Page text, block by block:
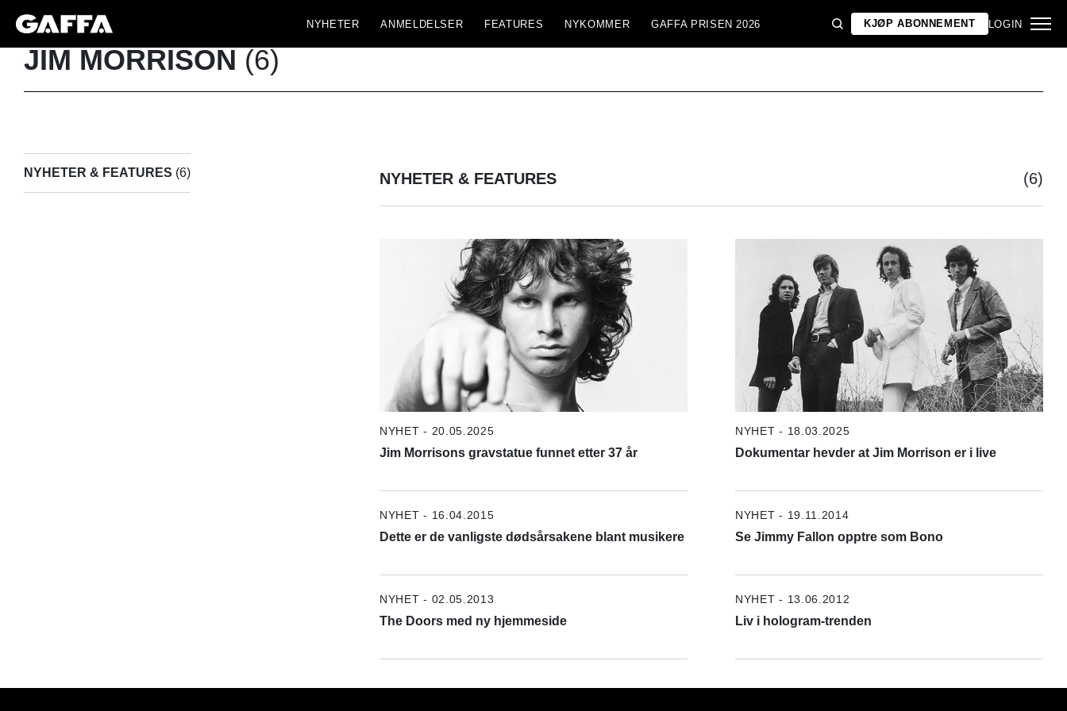
NYHETER ANMELDELSER FEATURES NYKOMMER GAFFA PRISEN 2026 KJØP ABONNEMENT LOGIN
JIM MORRISON (6)
NYHETER & FEATURES (6) NYHETER & FEATURES (6)
NYHET - 20.05.2025
Jim Morrisons gravstatue funnet etter 37 år
NYHET - 18.03.2025
Dokumentar hevder at Jim Morrison er i live
NYHET - 16.04.2015
Dette er de vanligste dødsårsakene blant musikere
NYHET - 19.11.2014
Se Jimmy Fallon opptre som Bono
NYHET - 02.05.2013
The Doors med ny hjemmeside
NYHET - 13.06.2012
Liv i hologram-trenden